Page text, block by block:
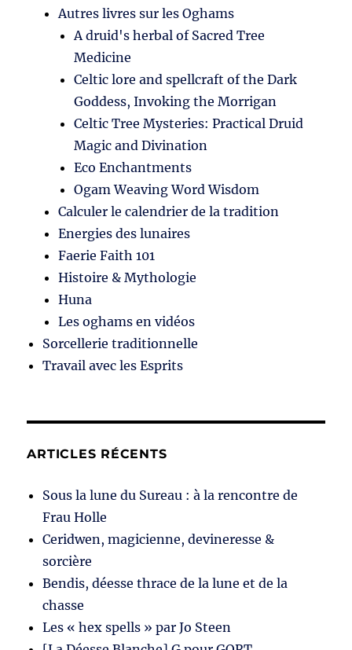
Autres livres sur les Oghams
A druid's herbal of Sacred Tree
Medicine
Celtic lore and spellcraft of the Dark
Goddess, Invoking the Morrigan
Celtic Tree Mysteries: Practical Druid
Magic and Divination
Eco Enchantments
Ogam Weaving Word Wisdom
Calculer le calendrier de la tradition
Energies des lunaires
Faerie Faith 101
Histoire & Mythologie
Huna
Les oghams en vidéos
Sorcellerie traditionnelle
Travail avec les Esprits
ARTICLES RÉCENTS
Sous la lune du Sureau : à la rencontre de
Frau Holle
Ceridwen, magicienne, devineresse &
sorcière
Bendis, déesse thrace de la lune et de la
chasse
Les « hex spells » par Jo Steen